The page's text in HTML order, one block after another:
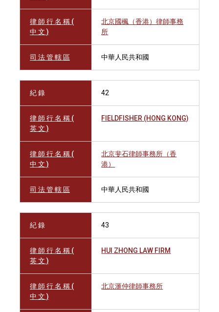
律 師 行 名 稱 (
中 文 )
北京國楓（香港）律師事務
所
司 法 管 轄 區 中華人民共和國
紀 錄 42
律 師 行 名 稱 (
英 文 )
FIELDFISHER (HONG KONG)
律 師 行 名 稱 (
中 文 )
北京斐石律師事務所（香
港）
司 法 管 轄 區 中華人民共和國
紀 錄 43
律 師 行 名 稱 (
英 文 )
HUI ZHONG LAW FIRM
律 師 行 名 稱 (
中 文 )
北京滙仲律師事務所